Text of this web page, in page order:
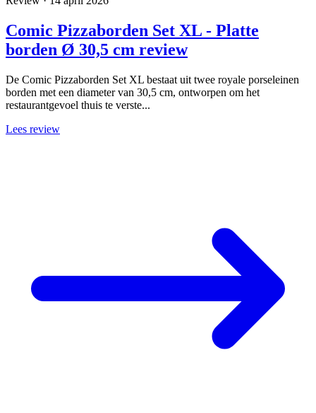
Comic Pizzaborden Set XL - Platte
borden Ø 30,5 cm review
De Comic Pizzaborden Set XL bestaat uit twee royale porseleinen
borden met een diameter van 30,5 cm, ontworpen om het
restaurantgevoel thuis te verste...
Lees review